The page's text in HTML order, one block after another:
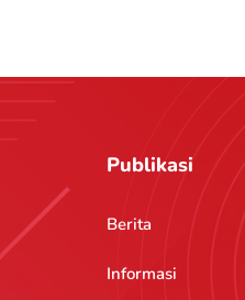
Publikasi
Berita
Informasi